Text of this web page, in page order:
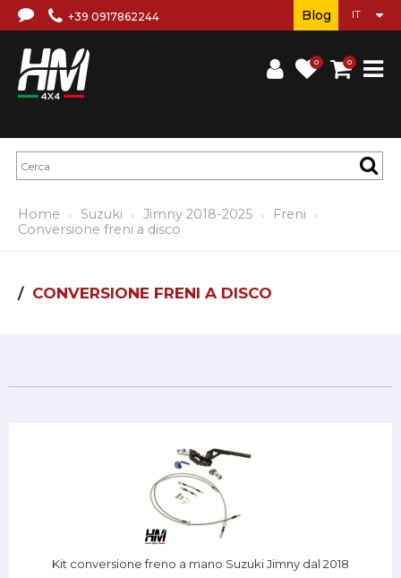
+39 0917862244
0 0
Blog
Home Suzuki Jimny 2018-2025
Freni
Conversione freni a disco
CONVERSIONE FRENI A DISCO
Kit conversione freno a mano Suzuki Jimny dal 2018